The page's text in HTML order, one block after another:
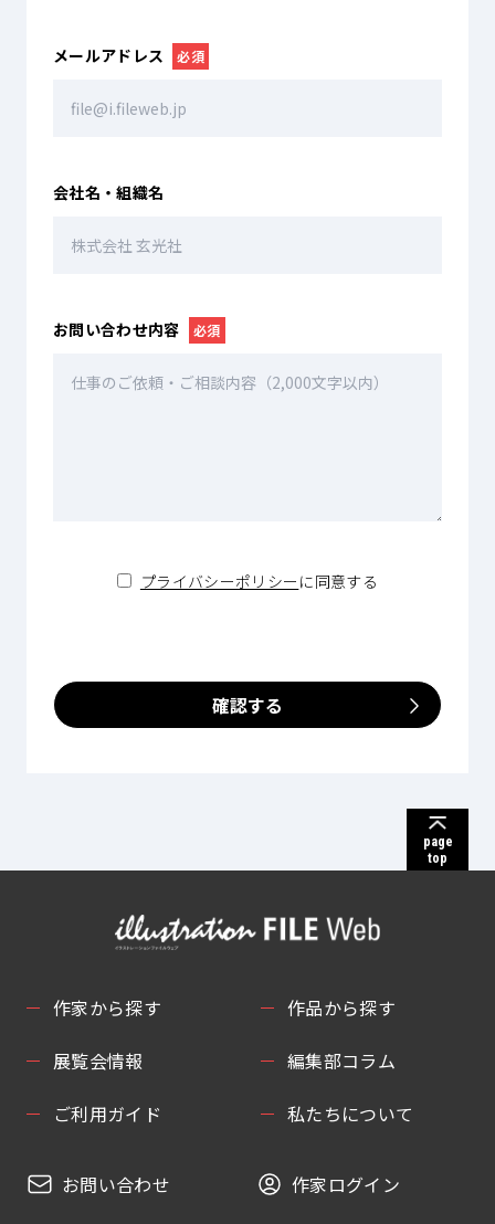
メールアドレス 必須
会社名・組織名
お問い合わせ内容 必須
プライバシーポリシー に同意する
確認する
page
top
作家から探す
作品から探す
展覧会情報
編集部コラム
ご利用ガイド
私たちについて
お問い合わせ 作家ログイン